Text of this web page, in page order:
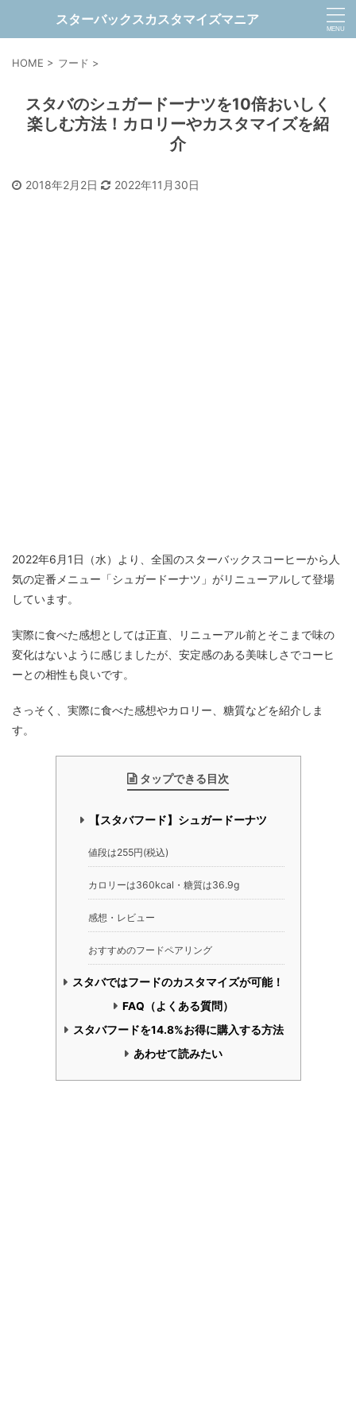
スターバックスカスタマイズマニア
HOME > フード >
スタバのシュガードーナツを10倍おいしく
楽しむ方法！カロリーやカスタマイズを紹
介
2018年2月2日 2022年11月30日
2022年6月1日（水）より、全国のスターバックスコーヒーから人
気の定番メニュー「シュガードーナツ」がリニューアルして登場
しています。
実際に食べた感想としては正直、リニューアル前とそこまで味の
変化はないように感じましたが、安定感のある美味しさでコーヒ
ーとの相性も良いです。
さっそく、実際に食べた感想やカロリー、糖質などを紹介しま
す。
タップできる目次
【スタバフード】シュガードーナツ
値段は255円(税込)
カロリーは360kcal・糖質は36.9g
感想・レビュー
おすすめのフードペアリング
スタバではフードのカスタマイズが可能！
FAQ（よくある質問）
スタバフードを14.8%お得に購入する方法
あわせて読みたい